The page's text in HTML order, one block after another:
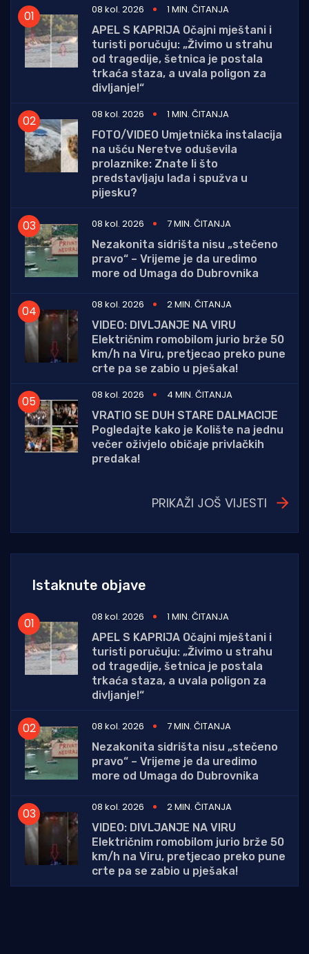
08 kol. 2026
1 MIN. ČITANJA
APEL S KAPRIJA Očajni mještani i
turisti poručuju: „Živimo u strahu
od tragedije, šetnica je postala
trkaća staza, a uvala poligon za
divljanje!“
08 kol. 2026
1 MIN. ČITANJA
FOTO/VIDEO Umjetnička instalacija
na ušću Neretve oduševila
prolaznike: Znate li što
predstavljaju lađa i spužva u
pijesku?
08 kol. 2026
7 MIN. ČITANJA
Nezakonita sidrišta nisu „stečeno
pravo“ – Vrijeme je da uredimo
more od Umaga do Dubrovnika
08 kol. 2026
2 MIN. ČITANJA
VIDEO: DIVLJANJE NA VIRU
Električnim romobilom jurio brže 50
km/h na Viru, pretjecao preko pune
crte pa se zabio u pješaka!
08 kol. 2026
4 MIN. ČITANJA
VRATIO SE DUH STARE DALMACIJE
Pogledajte kako je Kolište na jednu
večer oživjelo običaje privlačkih
predaka!
PRIKAŽI JOŠ VIJESTI
Istaknute objave
08 kol. 2026
1 MIN. ČITANJA
APEL S KAPRIJA Očajni mještani i
turisti poručuju: „Živimo u strahu
od tragedije, šetnica je postala
trkaća staza, a uvala poligon za
divljanje!“
08 kol. 2026
7 MIN. ČITANJA
Nezakonita sidrišta nisu „stečeno
pravo“ – Vrijeme je da uredimo
more od Umaga do Dubrovnika
08 kol. 2026
2 MIN. ČITANJA
VIDEO: DIVLJANJE NA VIRU
Električnim romobilom jurio brže 50
km/h na Viru, pretjecao preko pune
crte pa se zabio u pješaka!